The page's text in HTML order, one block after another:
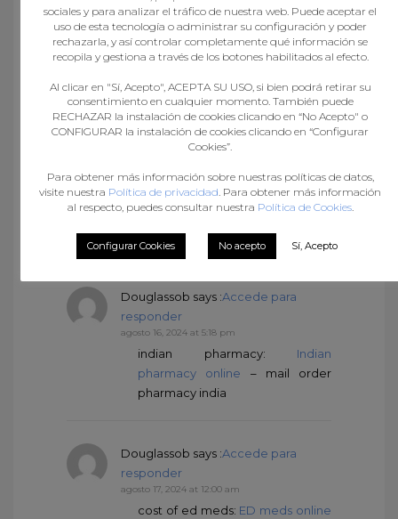
indian pharmacy online:Best
Indian pharmacy– best india
Douglassob says :Accede para
agosto 16, 2024 at 3:30 pm
online ed meds:Best ED meds
medications online
Douglassob says :Accede para
responder
agosto 16, 2024 at 5:18 pm
indian pharmacy: Indian
pharmacy online – mail order
pharmacy india
Douglassob says :Accede para
responder
agosto 17, 2024 at 12:00 am
cost of ed meds: ED meds online
sociales y para analizar el tráfico de nuestra web. Puede aceptar el
uso de esta tecnología o administrar su configuración y poder
rechazarla, y así controlar completamente qué información se
recopila y gestiona a través de los botones habilitados al efecto.
Al clicar en "Sí, Acepto", ACEPTA SU USO, si bien podrá retirar su
consentimiento en cualquier momento. También puede
RECHAZAR la instalación de cookies clicando en “No Acepto" o
CONFIGURAR la instalación de cookies clicando en “Configurar
Cookies”.
Para obtener más información sobre nuestras políticas de datos,
visite nuestra Política de privacidad . Para obtener más información
al respecto, puedes consultar nuestra Política de Cookies.
Configurar Cookies No acepto Sí, Acepto